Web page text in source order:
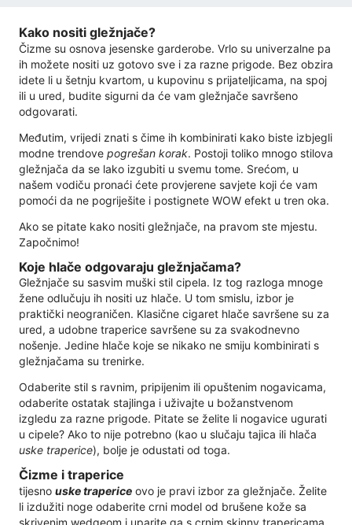
Kako nositi gležnjače?
Čizme su osnova jesenske garderobe. Vrlo su univerzalne pa
ih možete nositi uz gotovo sve i za razne prigode. Bez obzira
idete li u šetnju kvartom, u kupovinu s prijateljicama, na spoj
ili u ured, budite sigurni da će vam gležnjače savršeno
odgovarati.
Međutim, vrijedi znati s čime ih kombinirati kako biste izbjegli
modne trendove pogrešan korak. Postoji toliko mnogo stilova
gležnjača da se lako izgubiti u svemu tome. Srećom, u
našem vodiču pronaći ćete provjerene savjete koji će vam
pomoći da ne pogriješite i postignete WOW efekt u tren oka.
Ako se pitate kako nositi gležnjače, na pravom ste mjestu.
Započnimo!
Koje hlače odgovaraju gležnjačama?
Gležnjače su sasvim muški stil cipela. Iz tog razloga mnoge
žene odlučuju ih nositi uz hlače. U tom smislu, izbor je
praktički neograničen. Klasične cigaret hlače savršene su za
ured, a udobne traperice savršene su za svakodnevno
nošenje. Jedine hlače koje se nikako ne smiju kombinirati s
gležnjačama su trenirke.
Odaberite stil s ravnim, pripijenim ili opuštenim nogavicama,
odaberite ostatak stajlinga i uživajte u božanstvenom
izgledu za razne prigode. Pitate se želite li nogavice ugurati
u cipele? Ako to nije potrebno (kao u slučaju tajica ili hlača
uske traperice), bolje je odustati od toga.
Čizme i traperice
tijesno uske traperice ovo je pravi izbor za gležnjače. Želite
li izdužiti noge odaberite crni model od brušene kože sa
skrivenim wedgeom i uparite ga s crnim skinny trapericama.